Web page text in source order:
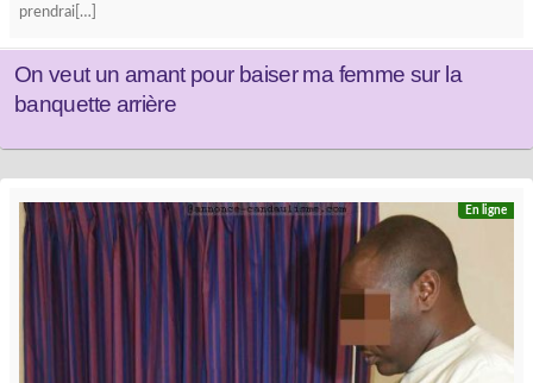
prendrai[…]
On veut un amant pour baiser ma femme sur la
banquette arrière
En ligne